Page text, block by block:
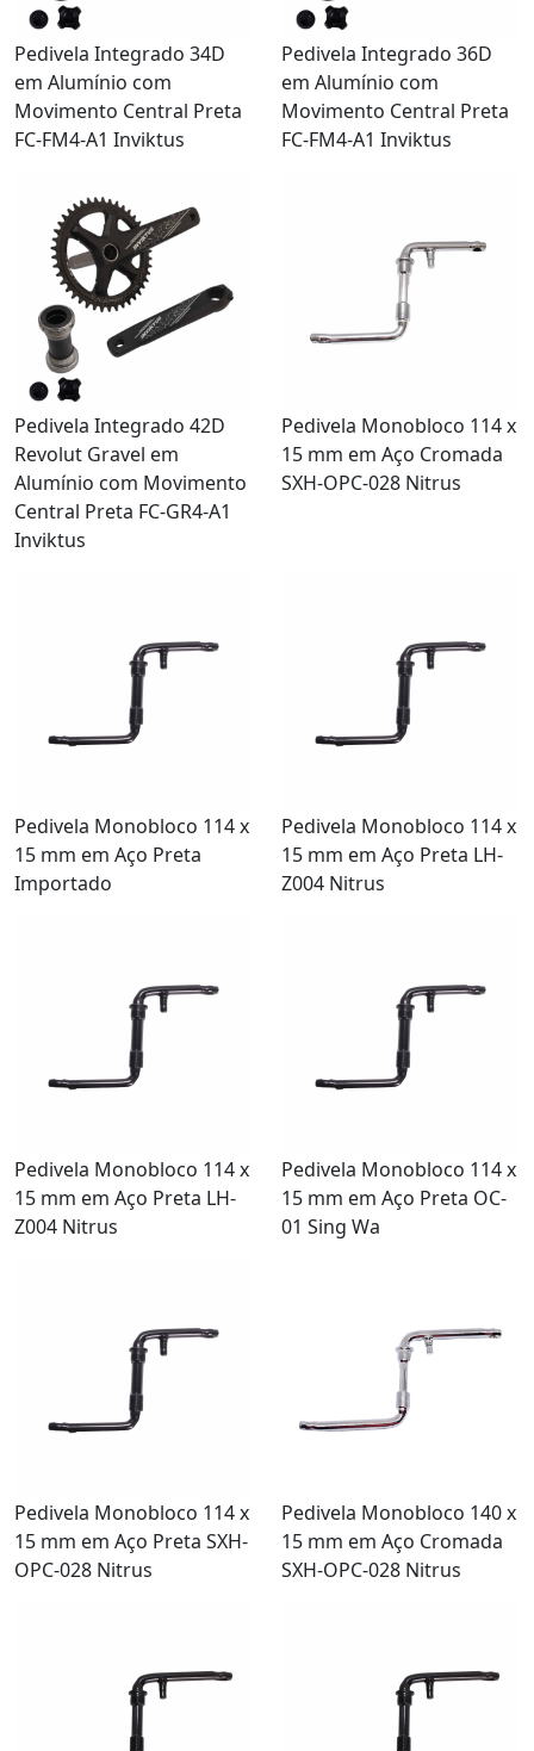
Pedivela Integrado 34D
em Alumínio com
Movimento Central Preta
FC-FM4-A1 Inviktus
Pedivela Integrado 36D
em Alumínio com
Movimento Central Preta
FC-FM4-A1 Inviktus
Pedivela Integrado 42D
Revolut Gravel em
Alumínio com Movimento
Central Preta FC-GR4-A1
Inviktus
Pedivela Monobloco 114 x
15 mm em Aço Cromada
SXH-OPC-028 Nitrus
Pedivela Monobloco 114 x
15 mm em Aço Preta
Importado
Pedivela Monobloco 114 x
15 mm em Aço Preta LH-
Z004 Nitrus
Pedivela Monobloco 114 x
15 mm em Aço Preta LH-
Z004 Nitrus
Pedivela Monobloco 114 x
15 mm em Aço Preta OC-
01 Sing Wa
Pedivela Monobloco 114 x
15 mm em Aço Preta SXH-
OPC-028 Nitrus
Pedivela Monobloco 140 x
15 mm em Aço Cromada
SXH-OPC-028 Nitrus